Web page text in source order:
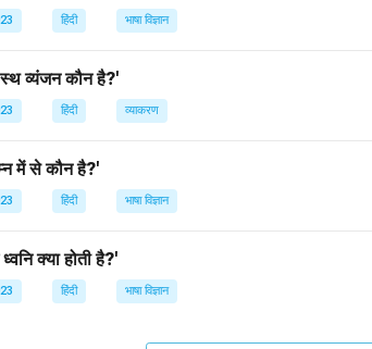
हिंदी भाषा विज्ञान
व्यंजन कौन है?'
हिंदी व्याकरण
में से कौन है?'
हिंदी भाषा विज्ञान
क्या होती है?'
हिंदी भाषा विज्ञान